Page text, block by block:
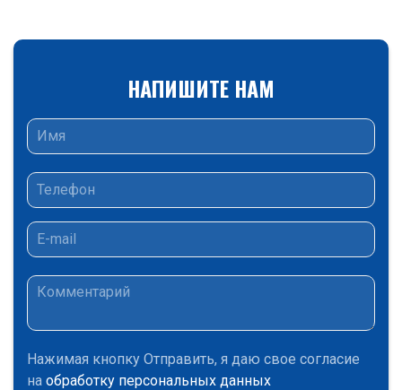
НАПИШИТЕ НАМ
Нажимая кнопку Отправить, я даю свое согласие
на обработку персональных данных